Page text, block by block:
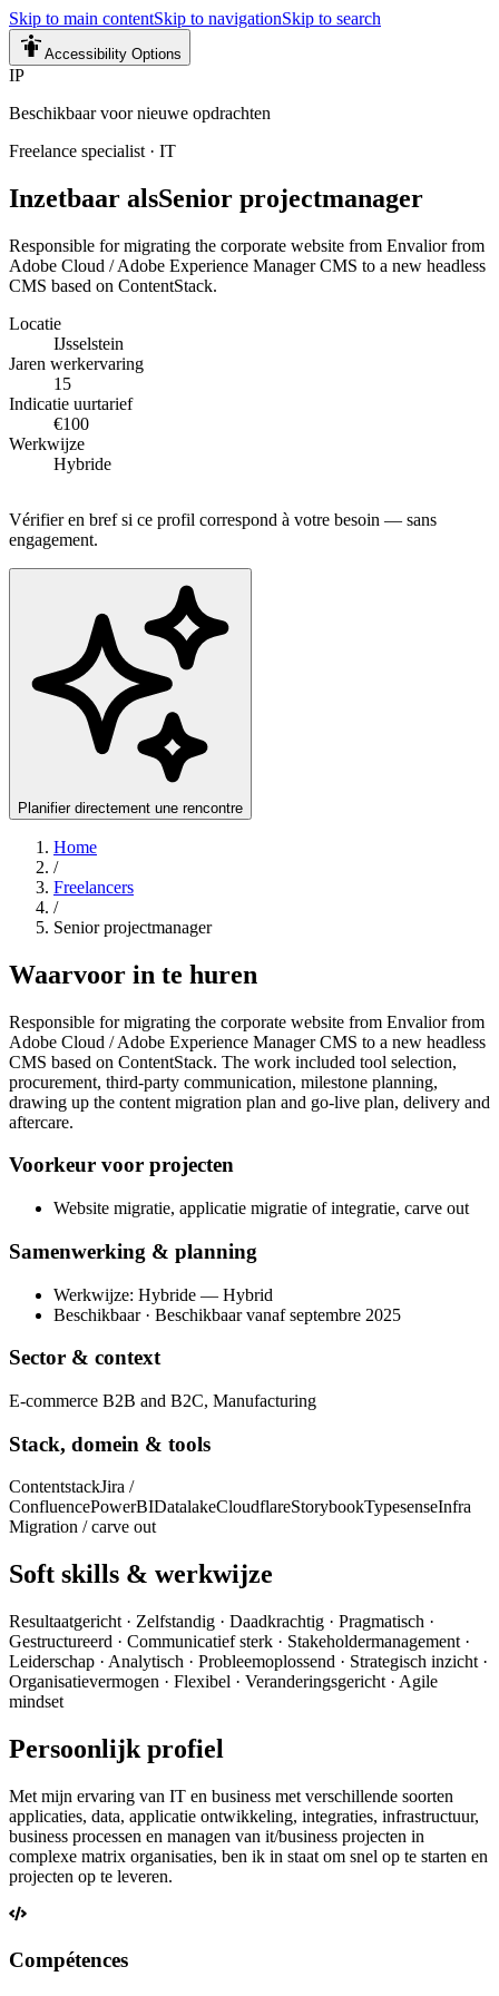
Skip to main contentSkip to navigationSkip to search
Accessibility Options
IP
Beschikbaar voor nieuwe opdrachten
Freelance specialist · IT
Inzetbaar alsSenior projectmanager
Responsible for migrating the corporate website from Envalior from
Adobe Cloud / Adobe Experience Manager CMS to a new headless
CMS based on ContentStack.
Locatie
IJsselstein
Jaren werkervaring
15
Indicatie uurtarief
€100
Werkwijze
Hybride
Vérifier en bref si ce profil correspond à votre besoin — sans
engagement.
Planifier directement une rencontre
Home
/
Freelancers
/
Senior projectmanager
Waarvoor in te huren
Responsible for migrating the corporate website from Envalior from
Adobe Cloud / Adobe Experience Manager CMS to a new headless
CMS based on ContentStack. The work included tool selection,
procurement, third-party communication, milestone planning,
drawing up the content migration plan and go-live plan, delivery and
aftercare.
Voorkeur voor projecten
Website migratie, applicatie migratie of integratie, carve out
Samenwerking & planning
Werkwijze: Hybride — Hybrid
Beschikbaar · Beschikbaar vanaf septembre 2025
Sector & context
E-commerce B2B and B2C, Manufacturing
Stack, domein & tools
ContentstackJira /
ConfluencePowerBIDatalakeCloudflareStorybookTypesenseInfra
Migration / carve out
Soft skills & werkwijze
Resultaatgericht · Zelfstandig · Daadkrachtig · Pragmatisch ·
Gestructureerd · Communicatief sterk · Stakeholdermanagement ·
Leiderschap · Analytisch · Probleemoplossend · Strategisch inzicht ·
Organisatievermogen · Flexibel · Veranderingsgericht · Agile
mindset
Persoonlijk profiel
Met mijn ervaring van IT en business met verschillende soorten
applicaties, data, applicatie ontwikkeling, integraties, infrastructuur,
business processen en managen van it/business projecten in
complexe matrix organisaties, ben ik in staat om snel op te starten en
projecten op te leveren.
Compétences